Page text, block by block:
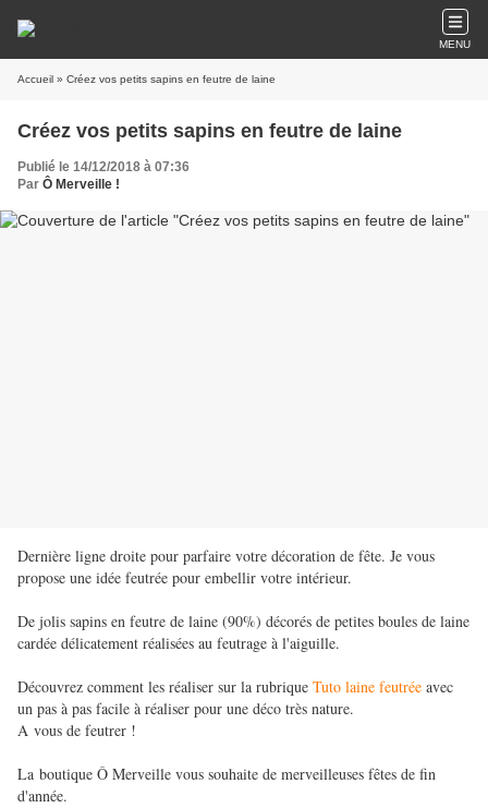
MENU
Accueil » Créez vos petits sapins en feutre de laine
Créez vos petits sapins en feutre de laine
Publié le 14/12/2018 à 07:36
Par Ô Merveille !
Dernière ligne droite pour parfaire votre décoration de fête. Je vous
propose une idée feutrée pour embellir votre intérieur.
De jolis sapins en feutre de laine (90%) décorés de petites boules de laine
cardée délicatement réalisées au feutrage à l'aiguille.
Découvrez comment les réaliser sur la rubrique Tuto laine feutrée avec
un pas à pas facile à réaliser pour une déco très nature.
A vous de feutrer !
La boutique Ô Merveille vous souhaite de merveilleuses fêtes de fin
d'année.